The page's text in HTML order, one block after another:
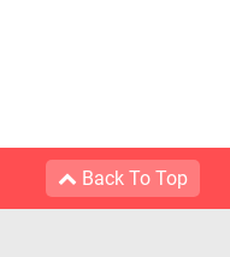
Back To Top